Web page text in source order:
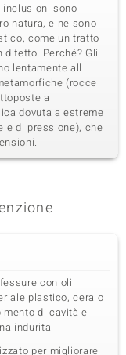
inclusioni sono
natura, e ne sono
come un tratto
difetto. Perché? Gli
lentamente all
(rocce
a
dovuta a estreme
e di pressione), che
con oli
plastico, cera o
di cavità e
indurita
per migliorare